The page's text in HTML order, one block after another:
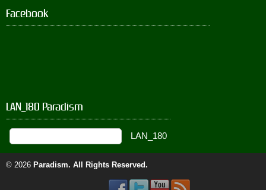
Facebook
LAN_180 Paradism
© 2026 Paradism. All Rights Reserved.